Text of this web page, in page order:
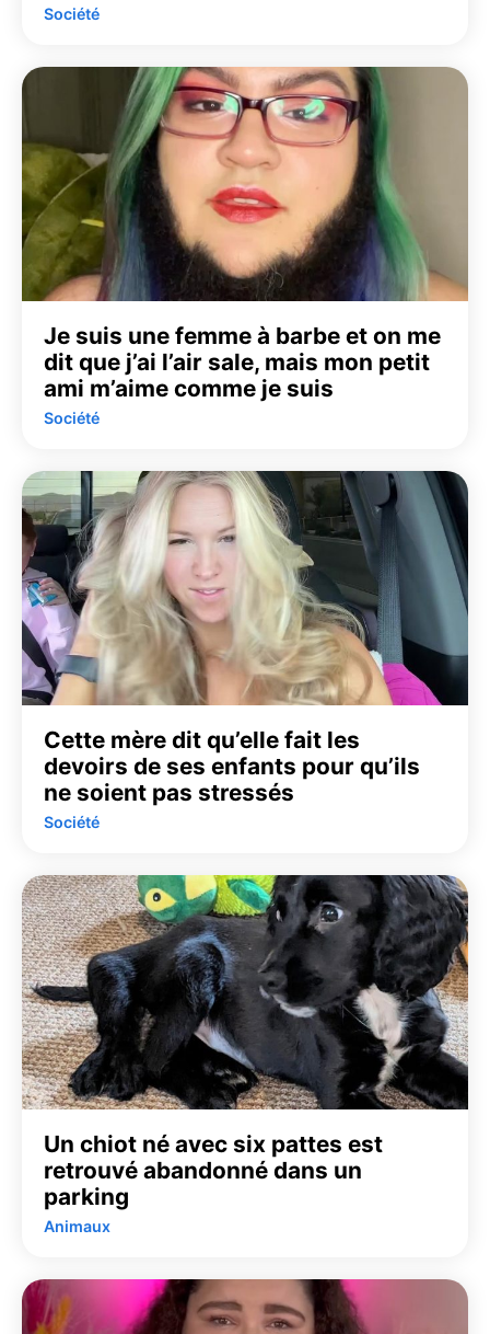
Société
Je suis une femme à barbe et on me
dit que j’ai l’air sale, mais mon petit
ami m’aime comme je suis
Société
Cette mère dit qu’elle fait les
devoirs de ses enfants pour qu’ils
ne soient pas stressés
Société
Un chiot né avec six pattes est
retrouvé abandonné dans un
parking
Animaux